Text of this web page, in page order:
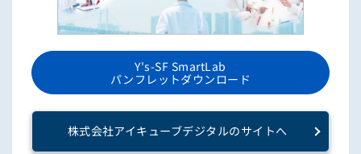
Y's-SF SmartLab
パンフレットダウンロード
株式会社アイキューブデジタルのサイトへ